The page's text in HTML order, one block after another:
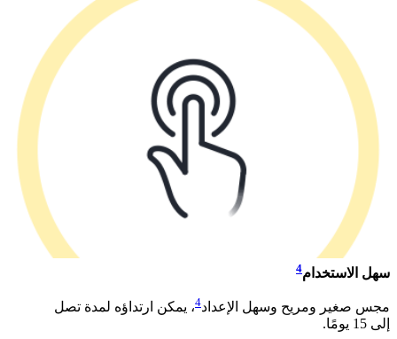
سهل الاستخدام4
مجس صغير ومريح وسهل الإعداد4، يمكن ارتداؤه لمدة تصل
إلى 15 يومًا. ​